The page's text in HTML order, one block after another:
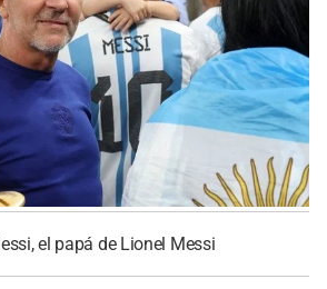
el papá de Lionel Messi